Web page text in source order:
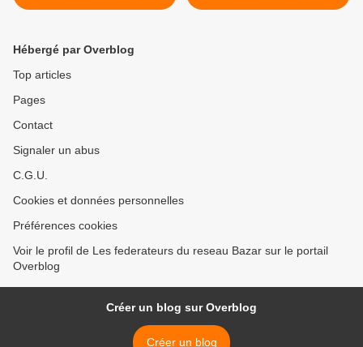
1985 Du 7 au 14 mai : 3
1985 2 e semestre 3/3 >
Hébergé par Overblog
Top articles
Pages
Contact
Signaler un abus
C.G.U.
Cookies et données personnelles
Préférences cookies
Voir le profil de Les federateurs du reseau Bazar sur le portail
Overblog
Créer un blog sur Overblog
Créer un blog